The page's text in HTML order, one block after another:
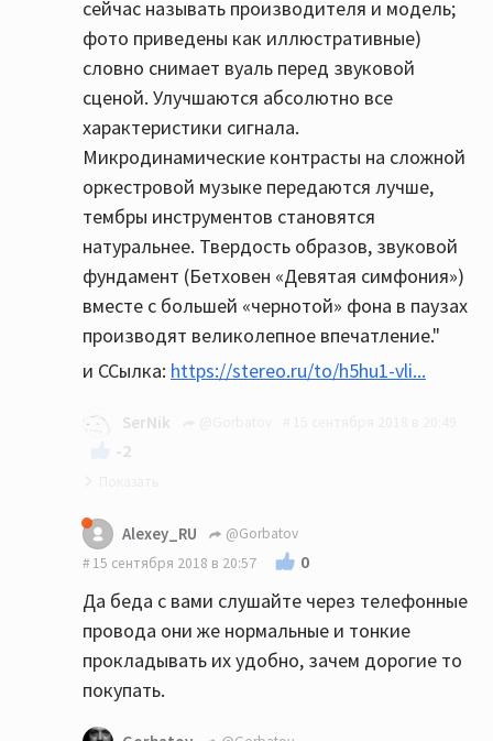
сейчас называть производителя и модель;
фото приведены как иллюстративные)
словно снимает вуаль перед звуковой
сценой. Улучшаются абсолютно все
характеристики сигнала.
Микродинамические контрасты на сложной
оркестровой музыке передаются лучше,
тембры инструментов становятся
натуральнее. Твердость образов, звуковой
фундамент (Бетховен «Девятая симфония»)
вместе с большей «чернотой» фона в паузах
производят великолепное впечатление."
и ССылка: https://stereo.ru/to/h5hu1-vli...
SerNik
-2
Конечно такие статьи будут, как и про
виброразвязку для усилков, и подставки
для акустических кабелей из особых
материалов. Продавать и зарабатывать то
надо, всё таки не мамонт такой покупател,
не вымер. Прямой продажи в статье нету, но
желание на покупку дорогого кабеля у ЦА
определённо появится.
Alexey_RU
@Gorbatov
15 сентября 2018 в 20:57
0
Да беда с вами слушайте через телефонные
провода они же нормальные и тонкие
прокладывать их удобно, зачем дорогие то
покупать.